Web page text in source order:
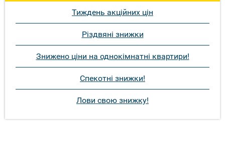
Тиждень акційних цін
Різдвяні знижки
Знижено ціни на однокімнатні квартири!
Спекотні знижки!
Лови свою знижку!